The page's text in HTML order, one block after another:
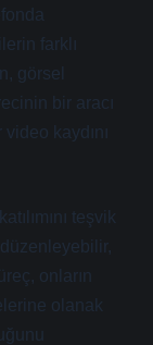
farklı
görsel
bir aracı
kaydını
teşvik
onların
olanak